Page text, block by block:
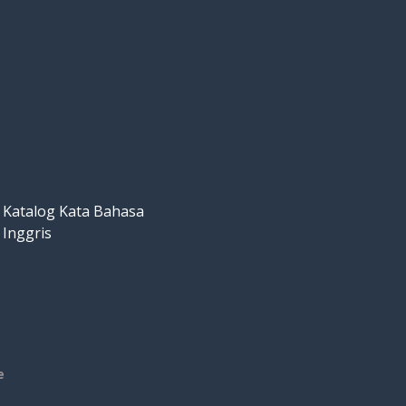
Katalog Kata Bahasa
Inggris